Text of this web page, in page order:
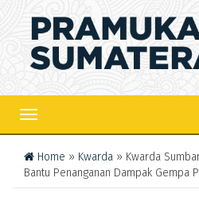
TOGGLE
Home » Kwarda » Kwarda
Bantu Penanganan Dampak Gempa